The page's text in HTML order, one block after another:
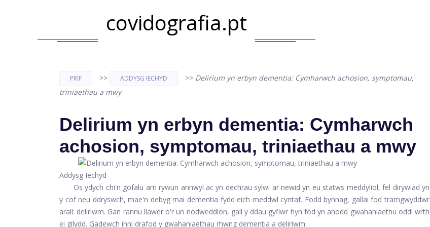
covidografia.pt
PRIF >> ADDYSG IECHYD >> Delirium yn erbyn dementia: Cymharwch achosion, symptomau,
triniaethau a mwy
Delirium yn erbyn dementia: Cymharwch
achosion, symptomau, triniaethau a mwy
Addysg Iechyd
Os ydych chi'n gofalu am rywun annwyl ac yn dechrau sylwi ar newid yn eu statws meddyliol, fel dirywiad yn
y cof neu ddryswch, mae'n debyg mai dementia fydd eich meddwl cyntaf. Fodd bynnag, gallai fod tramgwyddwr
arall: deliriwm. Gan rannu llawer o'r un nodweddion, gall y ddau gyflwr hyn fod yn anodd gwahaniaethu oddi wrth
ei gilydd. Gadewch inni drafod y gwahaniaethau rhwng dementia a deliriwm.